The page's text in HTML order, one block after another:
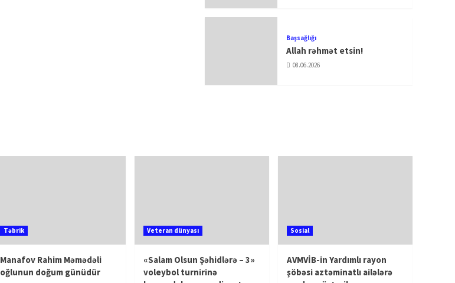
Başsağlığı
Allah rəhmət etsin!
08.06.2026
Təbrik
Manafov Rahim Məmədəli
oğlunun doğum günüdür
Veteran dünyası
«Salam Olsun Şəhidlərə – 3»
voleybol turnirinə
Sosial
AVMVİB-in Yardımlı rayon
şöbəsi aztəminatlı ailələrə